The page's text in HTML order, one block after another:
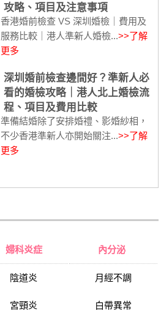
攻略、項目及注意事項
香港婚前檢查 VS 深圳婚檢｜費用及
服務比較｜港人準新人婚檢...>>了解
更多
深圳婚前檢查邊間好？準新人必
看的婚檢攻略｜港人北上婚檢流
程、項目及費用比較
準備結婚除了安排婚禮、影婚紗相，
不少香港準新人亦開始關注...>>了解
更多
婦科炎症
陰道炎
宮頸炎
內分泌
月經不調
白帶異常